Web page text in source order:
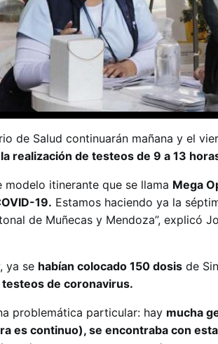
de Salud continuarán mañana y el
realización de testeos de 9 a 13
modelo itinerante que se llama Mega
19. Estamos haciendo ya la
de Muñecas y Mendoza”, explicó
ya se habían colocado 150 dosis de
testeos de coronavirus.
problemática particular: hay mucha
es continuo), se encontraba con